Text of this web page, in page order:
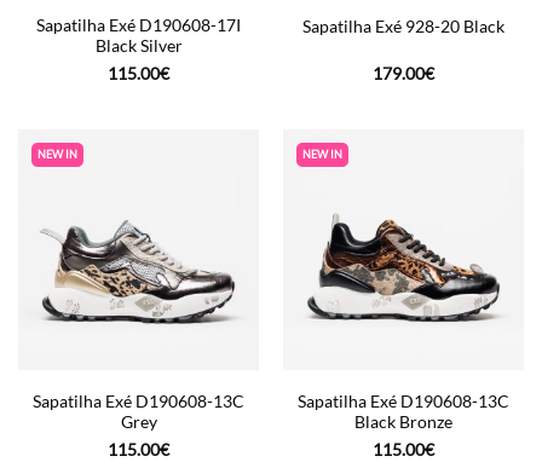
Sapatilha Exé D190608-17I
Black Silver
115.00€
Sapatilha Exé 928-20 Black
179.00€
NEW IN
Sapatilha Exé D190608-13C
Grey
115.00€
NEW IN
Sapatilha Exé D190608-13C
Black Bronze
115.00€